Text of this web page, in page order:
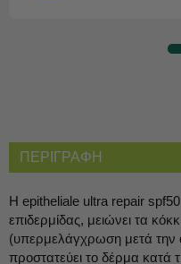
ΠΕΡΙΓΡΑΦΗ
Η epitheliale ultra repair
επιδερμίδας, μειώνει τα
(υπερμελάγχρωση μετά την
προστατεύει το δέρμα κατά